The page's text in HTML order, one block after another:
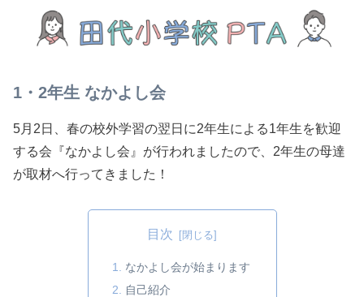
1・2年生 なかよし会
5月2日、春の校外学習の翌日に2年生による1年生を歓迎
する会『なかよし会』が行われましたので、2年生の母達
が取材へ行ってきました！
目次
なかよし会が始まります
自己紹介